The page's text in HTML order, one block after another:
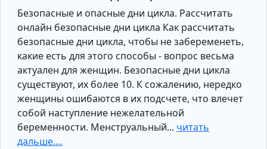
Безопасные и опасные дни цикла. Рассчитать
онлайн безопасные дни цикла Как рассчитать
безопасные дни цикла, чтобы не забеременеть,
какие есть для этого способы - вопрос весьма
актуален для женщин. Безопасные дни цикла
существуют, их более 10. К сожалению, нередко
женщины ошибаются в их подсчете, что влечет
собой наступление нежелательной
беременности. Менструальный... читать
дальше....